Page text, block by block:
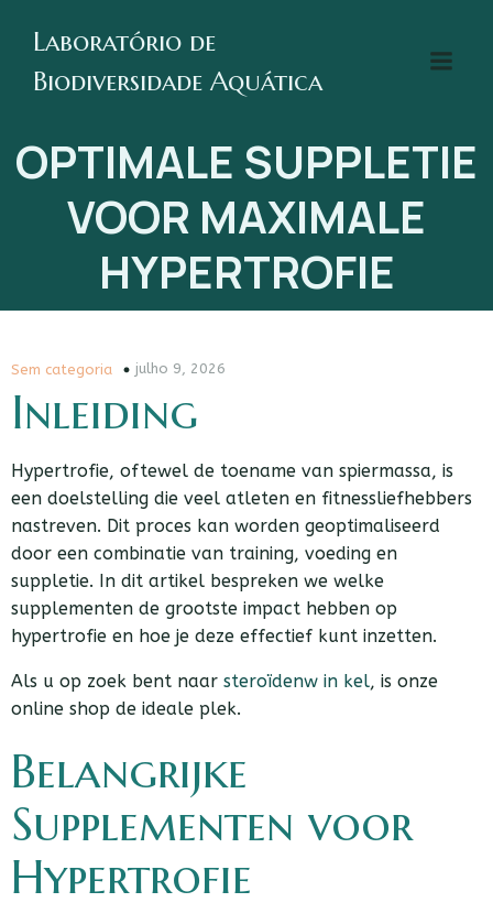
Laboratório de
Biodiversidade Aquática
OPTIMALE SUPPLETIE
VOOR MAXIMALE
HYPERTROFIE
Sem categoria julho 9, 2026
Inleiding
Hypertrofie, oftewel de toename van spiermassa, is
een doelstelling die veel atleten en fitnessliefhebbers
nastreven. Dit proces kan worden geoptimaliseerd
door een combinatie van training, voeding en
suppletie. In dit artikel bespreken we welke
supplementen de grootste impact hebben op
hypertrofie en hoe je deze effectief kunt inzetten.
Als u op zoek bent naar steroïdenw in kel, is onze
online shop de ideale plek.
Belangrijke
Supplementen voor
Hypertrofie